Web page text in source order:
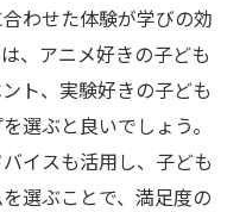
わせた体験が学びの効
、アニメ好きの子ども
ト、実験好きの子ども
選ぶと良いでしょう。
イスも活用し、子ども
選ぶことで、満足度の